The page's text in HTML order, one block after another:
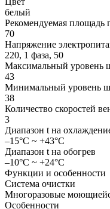
белый
Рекомендуемая площадь
70
Напряжение
220, 1 фаза, 50
Максимальный уровень
43
Минимальный уровень
38
Количество скоростей
3
Диапазон t на
–15°C ~ +43°C
Диапазон t на обогрев
–10°C ~ +24°C
Функции и особенности
Система очистки
Многоразовые
Особенности